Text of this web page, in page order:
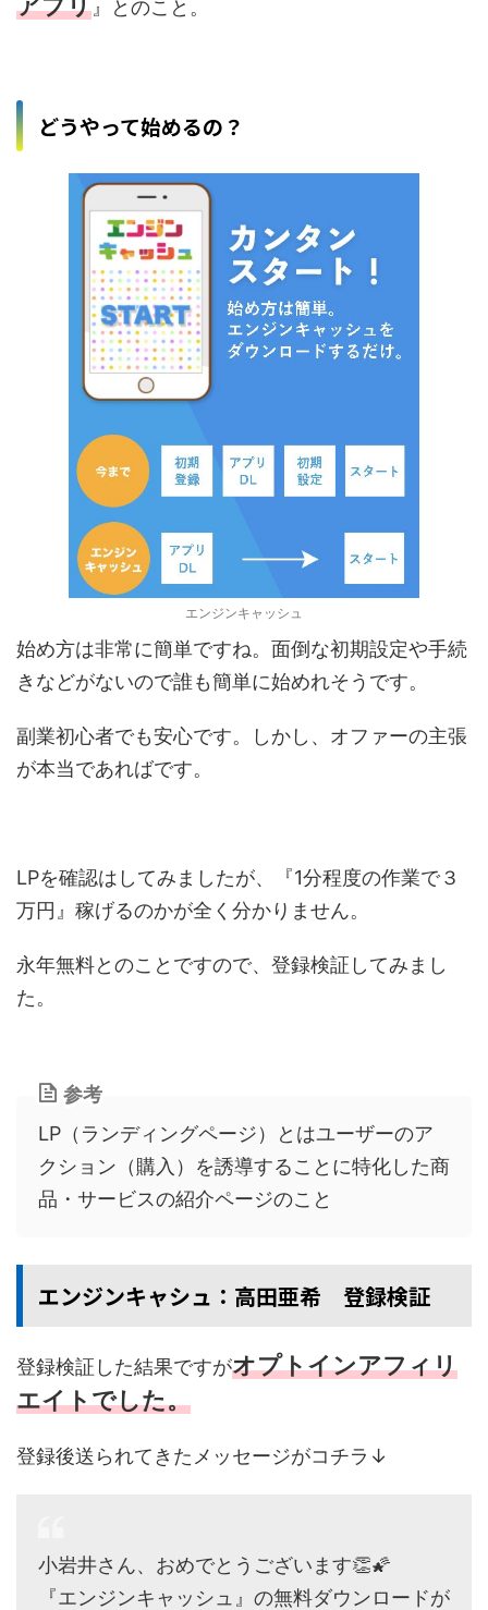
』とのこと。
どうやって始めるの？
エンジンキャッシュ
始め方は非常に簡単ですね。面倒な初期設定や手続
きなどがないので誰も簡単に始めれそうです。
副業初心者でも安心です。しかし、オファーの主張
が本当であればです。
LPを確認はしてみましたが、『1分程度の作業で３
万円』稼げるのかが全く分かりません。
永年無料とのことですので、登録検証してみまし
た。
参考
LP（ランディングページ）とはユーザーのア
クション（購入）を誘導することに特化した商
品・サービスの紹介ページのこと
エンジンキャシュ：高田亜希 登録検証
登録検証した結果ですがオプトインアフィリ
エイトでした。
登録後送られてきたメッセージがコチラ↓
小岩井さん、おめでとうございます👏🌠
『エンジンキャッシュ』の無料ダウンロードが